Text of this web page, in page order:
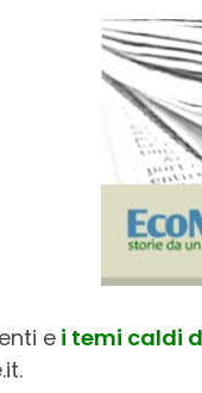
ei temi caldi